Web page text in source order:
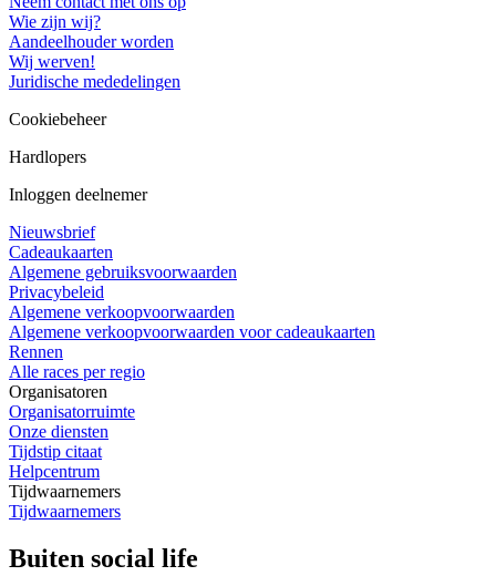
Wie zijn wij?
Aandeelhouder worden
Wij werven!
Juridische mededelingen
Cookiebeheer
Hardlopers
Inloggen deelnemer
Nieuwsbrief
Cadeaukaarten
Algemene gebruiksvoorwaarden
Privacybeleid
Algemene verkoopvoorwaarden
Algemene verkoopvoorwaarden voor cadeaukaarten
Rennen
Alle races per regio
Organisatoren
Organisatorruimte
Onze diensten
Tijdstip citaat
Helpcentrum
Tijdwaarnemers
Tijdwaarnemers
Buiten social life